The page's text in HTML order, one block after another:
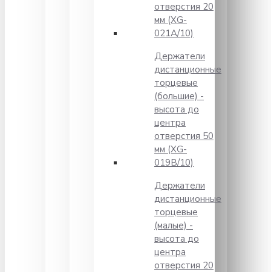
отверстия 20
мм (XG-
021A/10)
Держатели
дистанционные
торцевые
(большие) -
высота до
центра
отверстия 50
мм (XG-
019B/10)
Держатели
дистанционные
торцевые
(малые) -
высота до
центра
отверстия 20